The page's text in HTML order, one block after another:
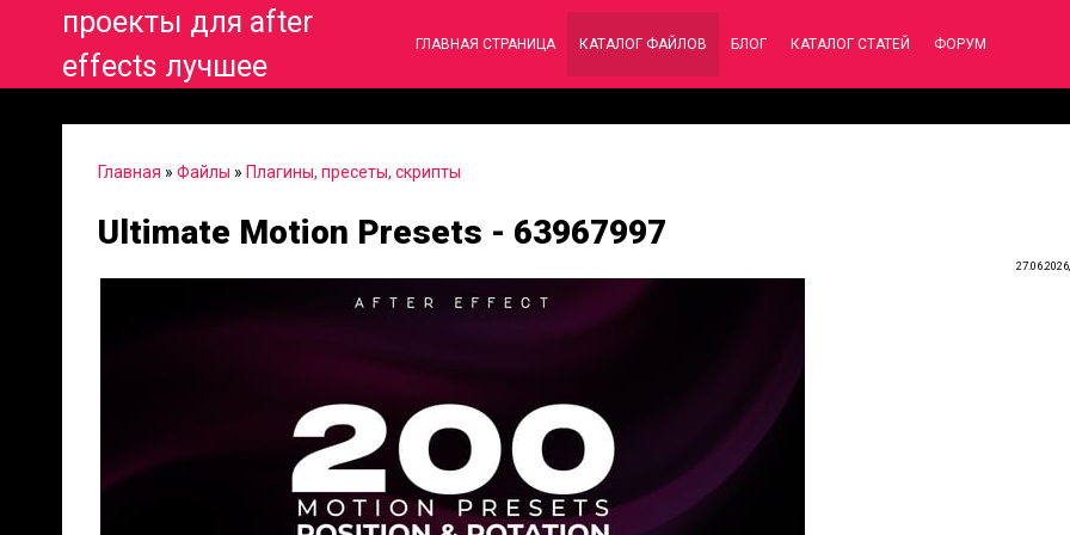
проекты для after
effects лучшее
ГЛАВНАЯ СТРАНИЦА КАТАЛОГ ФАЙЛОВ БЛОГ КАТАЛОГ СТАТЕЙ ФОРУМ
Главная » Файлы » Плагины, пресеты, скрипты
Ultimate Motion Presets - 63967997